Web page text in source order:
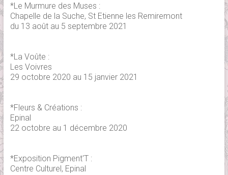
*Le Murmure des Muses :
Chapelle de la Suche, St Etienne les Remiremont
du 13 août au 5 septembre 2021
*La Voûte :
Les Voivres
29 octobre 2020 au 15 janvier 2021
*Fleurs & Créations :
Epinal
22 octobre au 1 décembre 2020
*Exposition Pigment'T :
Centre Culturel, Epinal